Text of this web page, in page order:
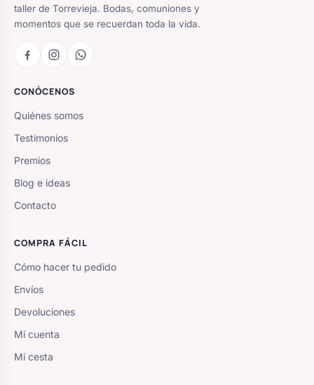
taller de Torrevieja. Bodas, comuniones y
momentos que se recuerdan toda la vida.
CONÓCENOS
Quiénes somos
Testimonios
Premios
Blog e ideas
Contacto
COMPRA FÁCIL
Cómo hacer tu pedido
Envíos
Devoluciones
Mi cuenta
Mi cesta